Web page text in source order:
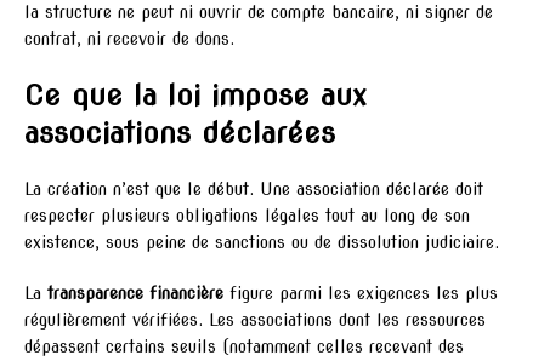
la structure ne peut ni ouvrir de compte bancaire, ni signer de
contrat, ni recevoir de dons.
Ce que la loi impose aux
associations déclarées
La création n’est que le début. Une association déclarée doit
respecter plusieurs obligations légales tout au long de son
existence, sous peine de sanctions ou de dissolution judiciaire.
La transparence financière figure parmi les exigences les plus
régulièrement vérifiées. Les associations dont les ressources
dépassent certains seuils (notamment celles recevant des